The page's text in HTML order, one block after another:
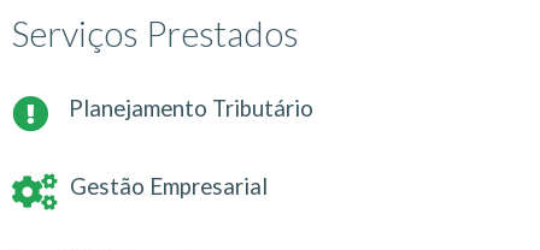
Serviços Prestados
Planejamento Tributário
Gestão Empresarial